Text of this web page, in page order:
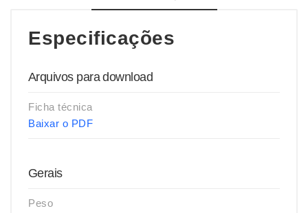
Especificações
Arquivos para download
Ficha técnica
Baixar o PDF
Gerais
Peso